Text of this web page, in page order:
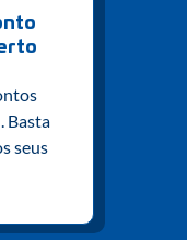
Basta
seus